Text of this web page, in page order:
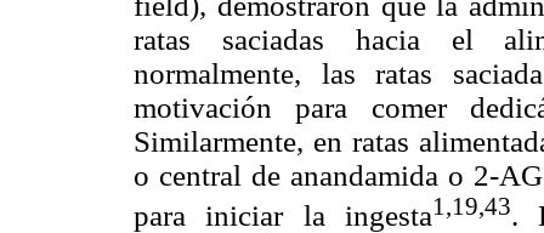
ratas saciadas hacia el
normalmente, las ratas
motivación para comer
Similarmente, en ratas
o central de anandamida o 2-
para iniciar la ingesta1,19,43.